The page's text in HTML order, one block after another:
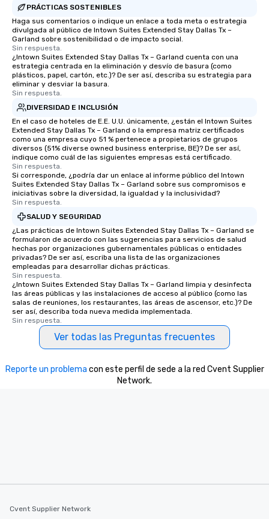
PRÁCTICAS SOSTENIBLES
Haga sus comentarios o indique un enlace a toda meta o estrategia
divulgada al público de Intown Suites Extended Stay Dallas Tx –
Garland sobre sostenibilidad o de impacto social.
Sin respuesta.
¿Intown Suites Extended Stay Dallas Tx – Garland cuenta con una
estrategia centrada en la eliminación y desvío de basura (como
plásticos, papel, cartón, etc.)? De ser así, describa su estrategia para
eliminar y desviar la basura.
Sin respuesta.
DIVERSIDAD E INCLUSIÓN
En el caso de hoteles de E.E. U.U. únicamente, ¿están el Intown Suites
Extended Stay Dallas Tx – Garland o la empresa matriz certificados
como una empresa cuyo 51 % pertenece a propietarios de grupos
diversos (51% diverse owned business enterprise, BE)? De ser así,
indique como cuál de las siguientes empresas está certificado.
Sin respuesta.
Si corresponde, ¿podría dar un enlace al informe público del Intown
Suites Extended Stay Dallas Tx – Garland sobre sus compromisos e
iniciativas sobre la diversidad, la igualdad y la inclusividad?
Sin respuesta.
SALUD Y SEGURIDAD
¿Las prácticas de Intown Suites Extended Stay Dallas Tx – Garland se
formularon de acuerdo con las sugerencias para servicios de salud
hechas por organizaciones gubernamentales públicas o entidades
privadas? De ser así, escriba una lista de las organizaciones
empleadas para desarrollar dichas prácticas.
Sin respuesta.
¿Intown Suites Extended Stay Dallas Tx – Garland limpia y desinfecta
las áreas públicas y las instalaciones de acceso al público (como las
salas de reuniones, los restaurantes, las áreas de ascensor, etc.)? De
ser así, describa toda nueva medida implementada.
Sin respuesta.
Ver todas las Preguntas frecuentes
Reporte un problema con este perfil de sede a la red Cvent Supplier
Network.
Cvent Supplier Network